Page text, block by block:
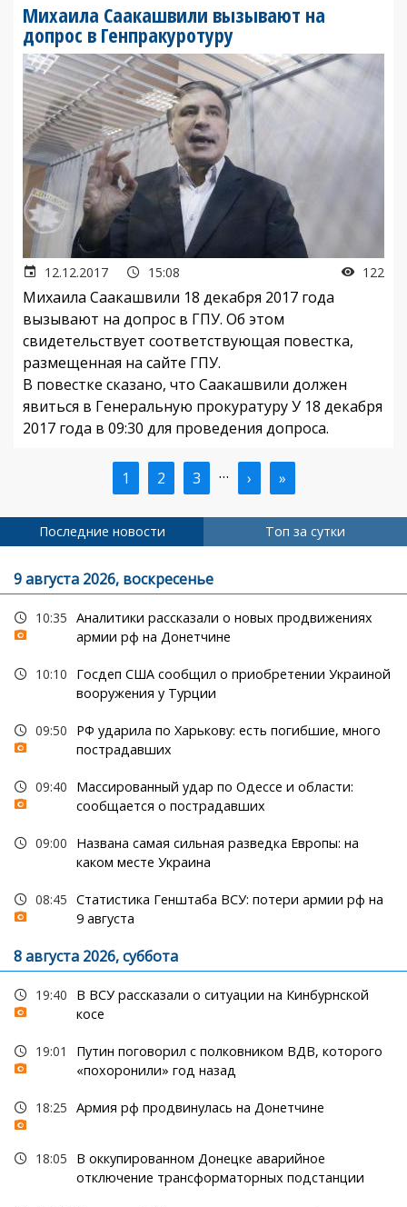
Михаила Саакашвили вызывают на
допрос в Генпракуротуру
12.12.2017 15:08 122
Михаила Саакашвили 18 декабря 2017 года
вызывают на допрос в ГПУ. Об этом
свидетельствует соответствующая повестка,
размещенная на сайте ГПУ.
В повестке сказано, что Саакашвили должен
явиться в Генеральную прокуратуру У 18 декабря
2017 года в 09:30 для проведения допроса.
Текущая
страница
1 Страница
2 Страница
3 … Следующая
страница
› Последняя
страница
»
Последние новости Топ за сутки
9 августа 2026, воскресенье
10:35 Аналитики рассказали о новых продвижениях
армии рф на Донетчине
10:10
Госдеп США сообщил о приобретении Украиной
вооружения у Турции
09:50
РФ ударила по Харькову: есть погибшие, много
пострадавших
09:40
Массированный удар по Одессе и области:
сообщается о пострадавших
09:00
Названа самая сильная разведка Европы: на
каком месте Украина
08:45 Статистика Генштаба ВСУ: потери армии рф на
9 августа
8 августа 2026, суббота
19:40
В ВСУ рассказали о ситуации на Кинбурнской
косе
19:01
Путин поговорил с полковником ВДВ, которого
«похоронили» год назад
18:25 Армия рф продвинулась на Донетчине
18:05
В оккупированном Донецке аварийное
отключение трансформаторных подстанции